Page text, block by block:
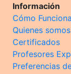
Información
Cómo
Quienes somos
Certificados
Profesores
Preferencias